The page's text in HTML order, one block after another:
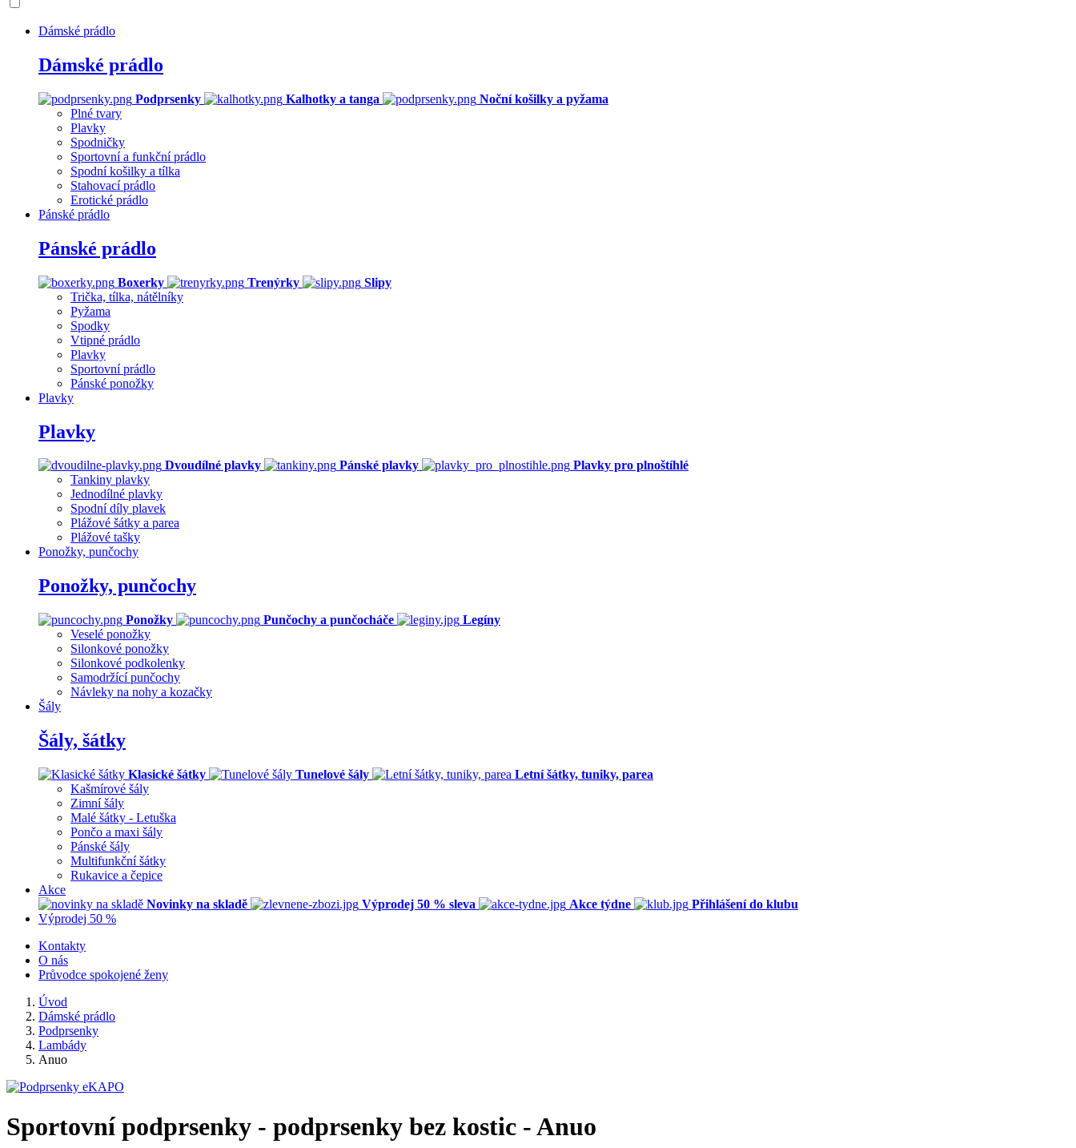
Dámské prádlo
Dámské prádlo
Podprsenky Kalhotky a tanga
Noční košilky a pyžama
Plné tvary
Plavky
Spodničky
Sportovní a funkční prádlo
Spodní košilky a tílka
Stahovací prádlo
Erotické prádlo
Pánské prádlo
Pánské prádlo
Boxerky Trenýrky
Slipy
Trička, tílka, nátělníky
Pyžama
Spodky
Vtipné prádlo
Plavky
Sportovní prádlo
Pánské ponožky
Plavky
Plavky
Dvoudílné plavky Pánské plavky
Plavky pro plnoštíhlé
Tankiny plavky
Jednodílné plavky
Spodní díly plavek
Plážové šátky a parea
Plážové tašky
Ponožky, punčochy
Ponožky, punčochy
Ponožky Punčochy a punčocháče
Legíny
Veselé ponožky
Silonkové ponožky
Silonkové podkolenky
Samodržící punčochy
Návleky na nohy a kozačky
Šály
Šály, šátky
Klasické šátky Tunelové šály
Letní šátky, tuniky, parea
Kašmírové šály
Zimní šály
Malé šátky - Letuška
Pončo a maxi šály
Pánské šály
Multifunkční šátky
Rukavice a čepice
Akce
Novinky na skladě
Výprodej 50 % sleva Akce týdne
Přihlášení do klubu
Výprodej 50 %
Kontakty
O nás
Průvodce spokojené ženy
Úvod
Dámské prádlo
Podprsenky
Lambády
Anuo
Sportovní podprsenky - podprsenky bez kostic - Anuo